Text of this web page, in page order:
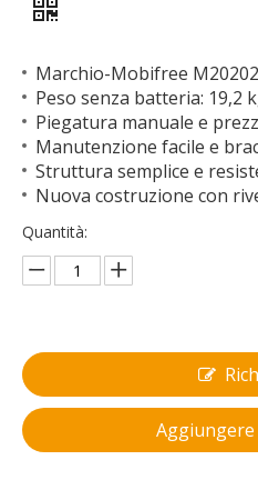
Marchio-Mobifree
Peso senza batteria: 19,2
Piegatura manuale e
Manutenzione facile e
Struttura semplice e
Nuova costruzione con
Quantità: